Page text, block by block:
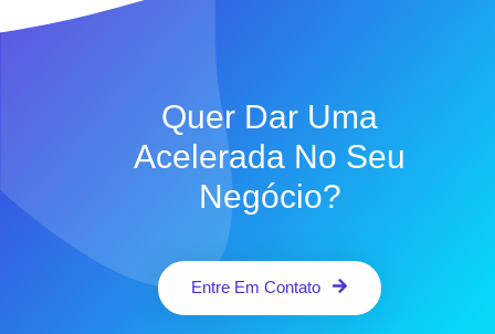
Quer Dar Uma
Acelerada No Seu
Negócio?
Entre Em Contato